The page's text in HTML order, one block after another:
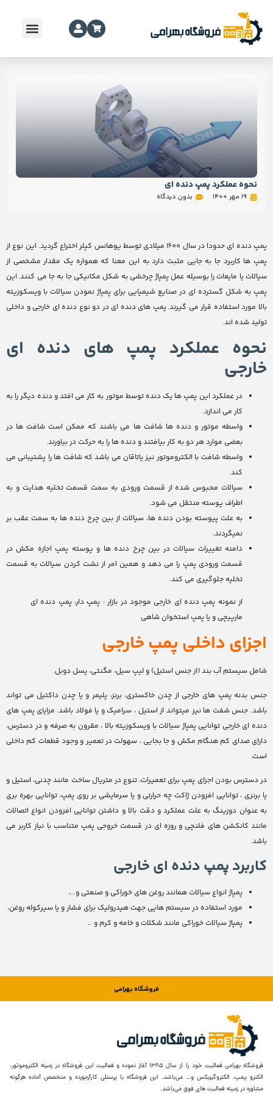
نحوه عملکرد پمپ دنده ای
19 مهر 1400 بدون دیدگاه
پمپ دنده ای حدودا در سال 1600 میلادی توسط یوهانس کپلر اختراع گردید. این نوع از
پمپ ها کاربرد جا به جایی مثبت دارد به این معنا که همواره یک مقدار مشخصی از
سیالات یا مایعات را بوسیله عمل پمپاژ چرخشی به شکل مکانیکی جا به جا می کنند. این
پمپ به شکل گسترده ای در صنایع شیمیایی برای پمپاژ نمودن سیالات با ویسکوزیته
بالا مورد استفاده قرار می گیرند. پمپ های دنده ای در دو نوع دنده ای خارجی و داخلی
تولید شده اند.
نحوه عملکرد پمپ های دنده ای
خارجی
در عملکرد این پمپ ها یک دنده توسط موتور به کار می افتد و دنده دیگر را به
کار می اندازد.
واسطه موتور و دنده ها شافت ها می باشند که ممکن است شافت ها در
بعضی موارد هر دو به کار بیافتند و دنده ها را به حرکت در بیاورند.
واسطه شافت با الکتروموتور نیز یاتاقان می باشد که شافت ها را پشتیبانی می
کند.
سیالات محبوس شده از قسمت ورودی به سمت قسمت تخلیه هدایت و به
اطراف پوسته منتقل می شود.
به علت پیوسته بودن دنده ها، سیالات از بین چرخ دنده ها به سمت عقب بر
نمیگردند.
دامنه تغییرات سیالات در بین چرخ دنده ها و پوسته پمپ اجازه مکش در
قسمت ورودی پمپ را می دهد و همین امر از نشت کردن سیالات به قسمت
تخلیه جلوگیری می کند.
از نمونه پمپ دنده ای خارجی موجود در بازار : پمپ دار، پمپ دنده ای
مارپیچی و یا پمپ استخوان شاهی
اجزای داخلی پمپ خارجی
شامل سیستم آب بند (از جنس استیل) و لیپ سیل، مگنتی، یسل دوبل.
جنس بدنه پمپ های خارجی از چدن خاکستری، برنز، پلیمر و یا چدن داکتیل می تواند
باشد. جنس شفت ها نیز میتواند از استیل ، سرامیک و یا فولاد باشد. مزایای پمپ های
دنده ای خارجی توانایی پمپاژ سیالات با ویسکوزیته بالا ، مقرون به صرفه و در دسترس،
دارای صدای کم هنگام مکش و جا بجایی ، سهولت در تعمیر و وجود قطعات کم داخلی
است.
در دسترس بودن اجزای پمپ برای تعمیرات، تنوع در متریال ساخت مانند چدنی، استیل و
یا برنزی ، توانایی افزودن ژاکت چه حرارتی و یا سرمایشی بر روی پمپ، توانایی بهره بری
به عنوان دوزینگ به علت عملکرد و دقت بالا و داشتن توانایی افزودن انواع اتصالات
مانند کانکشن های فلنچی و روزه ای در قسمت خروجی پمپ متناسب با نیاز کاربر می
باشد.
کاربرد پمپ دنده ای خارجی
پمپاژ انواع سیالات همانند روغن های خوراکی و صنعتی و…،
مورد استفاده در سیستم هایی جهت هیدرولیک برای فشار و یا سیرکوله روغن،
پمپاژ سیالات خوراکی مانند شکلات و خامه و کرم و …
فروشگاه بهرامی
فروشگاه بهرامی فعالیت خود را از سال ۱۳۸۵ آغاز نموده و فعالیت این فروشگاه در زمینه الکتروموتور،
الکترو پمپ، الکتروگیربکس و… می‌باشد. این فروشگاه با پرسنلی کارآزمورده و متخصص آماده هرگونه
مشاوره در زمینه فعالیت های فوق می‌باشد.